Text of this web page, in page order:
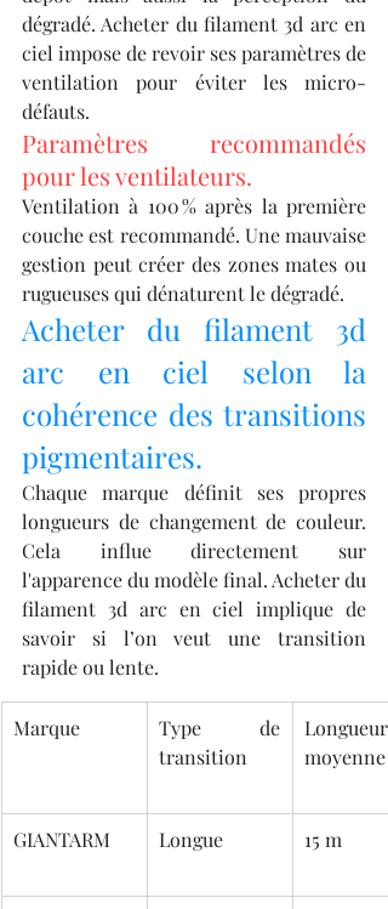
dégradé. Acheter du filament 3d arc en
ciel impose de revoir ses paramètres de
ventilation pour éviter les micro-
défauts.
Paramètres recommandés
pour les ventilateurs.
Ventilation à 100 % après la première
couche est recommandé. Une mauvaise
gestion peut créer des zones mates ou
rugueuses qui dénaturent le dégradé.
Acheter du filament 3d
arc en ciel selon la
cohérence des transitions
pigmentaires.
Chaque marque définit ses propres
longueurs de changement de couleur.
Cela influe directement sur
l'apparence du modèle final. Acheter du
filament 3d arc en ciel implique de
savoir si l’on veut une transition
rapide ou lente.
Marque
Type de
transition
Longueur
moyenne
GIANTARM Longue 15 m